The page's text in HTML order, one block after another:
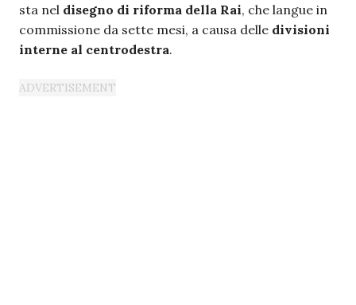
sta nel disegno di riforma della Rai, che langue in
commissione da sette mesi, a causa delle divisioni
interne al centrodestra.